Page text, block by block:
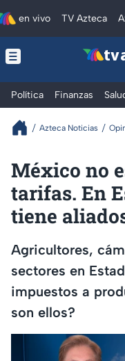
en vivo TV Azteca
tv
Política Finanzas
Azteca Noticias
México no
tarifas. En
tiene
Agricultores,
sectores en
impuestos a
son ellos?